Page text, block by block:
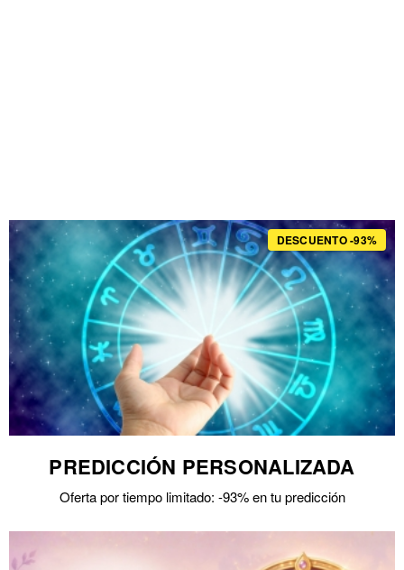
DESCUENTO -93%
PREDICCIÓN PERSONALIZADA
Oferta por tiempo limitado: -93% en tu predicción